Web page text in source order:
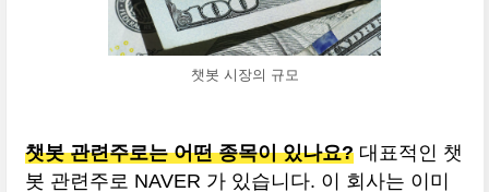
챗봇 시장의 규모
챗봇 관련주로는 어떤 종목이 있나요?대표적인 챗
봇 관련주로 NAVER 가 있습니다. 이 회사는 이미